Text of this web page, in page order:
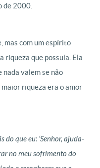
de 2000.
mas com um espírito
riqueza que possuía. Ela
nada valem se não
riqueza era o amor
do que eu: ‘Senhor, ajuda-
no meu sofrimento do